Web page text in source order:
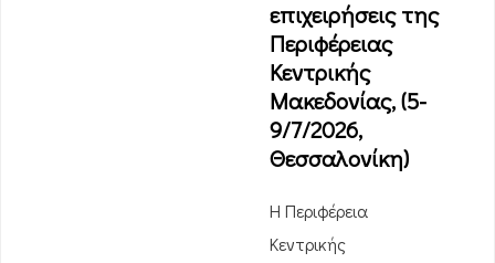
επιχειρήσεις της
Περιφέρειας
Κεντρικής
Μακεδονίας, (5-
9/7/2026,
Θεσσαλονίκη)
Η Περιφέρεια
Κεντρικής